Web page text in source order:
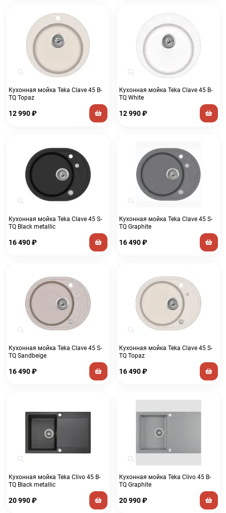
Кухонная мойка Teka Clave 45 B-
TQ Topaz
12 990₽
Кухонная мойка Teka Clave 45 B-
TQ White
12 990₽
Кухонная мойка Teka Clave 45 S-
TQ Black metallic
16 490₽
Кухонная мойка Teka Clave 45 S-
TQ Graphite
16 490₽
Кухонная мойка Teka Clave 45 S-
TQ Sandbeige
16 490₽
Кухонная мойка Teka Clave 45 S-
TQ Topaz
16 490₽
Кухонная мойка Teka Clivo 45 B-
TQ Black metallic
20 990₽
Кухонная мойка Teka Clivo 45 B-
TQ Graphite
20 990₽